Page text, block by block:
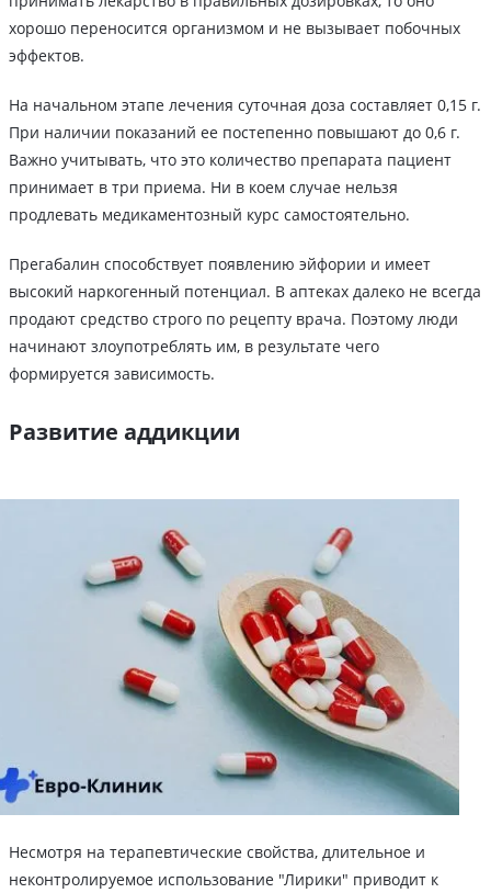
хорошо переносится организмом и не вызывает побочных
эффектов.
На начальном этапе лечения суточная доза составляет 0,15 г.
При наличии показаний ее постепенно повышают до 0,6 г.
Важно учитывать, что это количество препарата пациент
принимает в три приема. Ни в коем случае нельзя
продлевать медикаментозный курс самостоятельно.
Прегабалин способствует появлению эйфории и имеет
высокий наркогенный потенциал. В аптеках далеко не всегда
продают средство строго по рецепту врача. Поэтому люди
начинают злоупотреблять им, в результате чего
формируется зависимость.
Развитие аддикции
Несмотря на терапевтические свойства, длительное и
неконтролируемое использование "Лирики" приводит к